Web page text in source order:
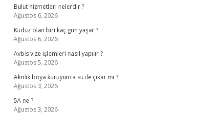
Bulut hizmetleri nelerdir ?
Ağustos 6, 2026
Kuduz olan biri kaç gün yaşar ?
Ağustos 6, 2026
Avbis vize işlemleri nasıl yapılır ?
Ağustos 5, 2026
Akrilik boya kuruyunca su ile çıkar mı ?
Ağustos 3, 2026
5A ne ?
Ağustos 3, 2026